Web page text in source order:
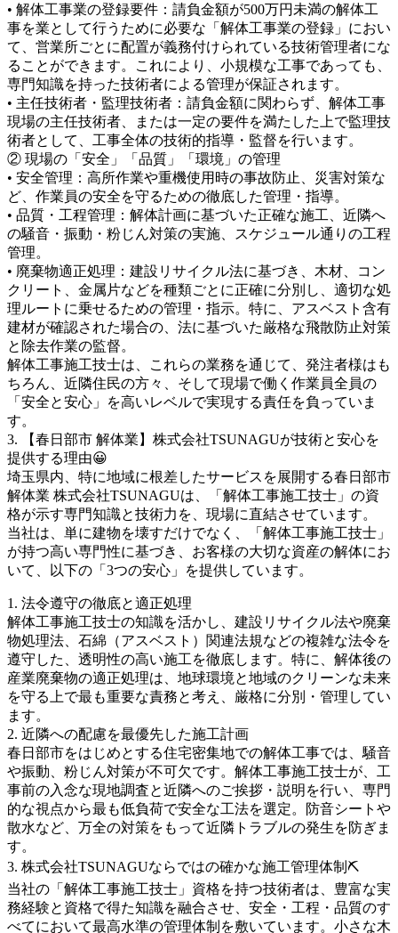
• 解体工事業の登録要件：請負金額が500万円未満の解体工
事を業として行うために必要な「解体工事業の登録」におい
て、営業所ごとに配置が義務付けられている技術管理者にな
ることができます。これにより、小規模な工事であっても、
専門知識を持った技術者による管理が保証されます。
• 主任技術者・監理技術者：請負金額に関わらず、解体工事
現場の主任技術者、または一定の要件を満たした上で監理技
術者として、工事全体の技術的指導・監督を行います。
② 現場の「安全」「品質」「環境」の管理
• 安全管理：高所作業や重機使用時の事故防止、災害対策な
ど、作業員の安全を守るための徹底した管理・指導。
• 品質・工程管理：解体計画に基づいた正確な施工、近隣へ
の騒音・振動・粉じん対策の実施、スケジュール通りの工程
管理。
• 廃棄物適正処理：建設リサイクル法に基づき、木材、コン
クリート、金属片などを種類ごとに正確に分別し、適切な処
理ルートに乗せるための管理・指示。特に、アスベスト含有
建材が確認された場合の、法に基づいた厳格な飛散防止対策
と除去作業の監督。
解体工事施工技士は、これらの業務を通じて、発注者様はも
ちろん、近隣住民の方々、そして現場で働く作業員全員の
「安全と安心」を高いレベルで実現する責任を負っていま
す。
3. 【春日部市 解体業】株式会社TSUNAGUが技術と安心を
提供する理由😀
埼玉県内、特に地域に根差したサービスを展開する春日部市
解体業 株式会社TSUNAGUは、「解体工事施工技士」の資
格が示す専門知識と技術力を、現場に直結させています。
当社は、単に建物を壊すだけでなく、「解体工事施工技士」
が持つ高い専門性に基づき、お客様の大切な資産の解体にお
いて、以下の「3つの安心」を提供しています。
1. 法令遵守の徹底と適正処理
解体工事施工技士の知識を活かし、建設リサイクル法や廃棄
物処理法、石綿（アスベスト）関連法規などの複雑な法令を
遵守した、透明性の高い施工を徹底します。特に、解体後の
産業廃棄物の適正処理は、地球環境と地域のクリーンな未来
を守る上で最も重要な責務と考え、厳格に分別・管理してい
ます。
2. 近隣への配慮を最優先した施工計画
春日部市をはじめとする住宅密集地での解体工事では、騒音
や振動、粉じん対策が不可欠です。解体工事施工技士が、工
事前の入念な現地調査と近隣へのご挨拶・説明を行い、専門
的な視点から最も低負荷で安全な工法を選定。防音シートや
散水など、万全の対策をもって近隣トラブルの発生を防ぎま
す。
3. 株式会社TSUNAGUならではの確かな施工管理体制⛏️
当社の「解体工事施工技士」資格を持つ技術者は、豊富な実
務経験と資格で得た知識を融合させ、安全・工程・品質のす
べてにおいて最高水準の管理体制を敷いています。小さな木